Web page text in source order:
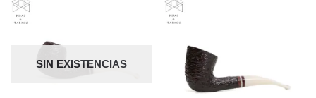
SIN EXISTENCIAS